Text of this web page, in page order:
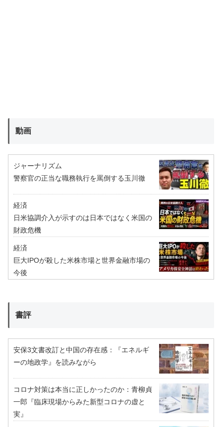
動画
ジャーナリズム
警察官の正当な職務執行を罵倒する玉川徹
経済
日米協調介入が示すのは日本ではなく米国の
財政危機
経済
巨大IPOが殺した米株市場と世界金融市場の
今後
書評
安保3文書改訂と中国の存在感：『エネルギ
ーの地政学』を読みながら
コロナ対策は本当に正しかったのか：青柳貞
一郎『臨床現場からみた新型コロナの虚と
実』